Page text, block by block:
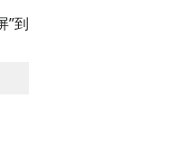
”到